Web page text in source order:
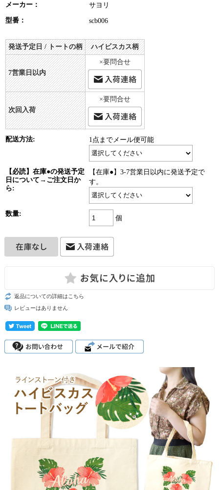
メーカー： サヨリ
型番： scb006
発送予定日 / トートの柄 ハイビスカス柄
7営業日以内
×要問合せ
次回入荷
×要問合せ
配送方法: 1点までメール便可能
【必読】在庫●の発送予定
日について→ご注文日か
ら:
【在庫●】3-7営業日以内に発送予定で
す。
数量:
個
返品についての詳細はこちら
レビューはありません